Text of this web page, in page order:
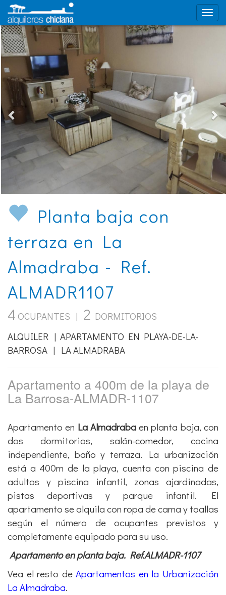
Planta baja con
terraza en La
Almadraba - Ref.
ALMADR1107
4 OCUPANTES | 2 DORMITORIOS
ALQUILER | APARTAMENTO EN PLAYA-DE-LA-
BARROSA | LA ALMADRABA
Apartamento a 400m de la playa de
La Barrosa-ALMADR-1107
Apartamento en La Almadrabaen planta baja, con
dos dormitorios, salón-comedor, cocina
independiente, baño y terraza. La urbanización
está a 400m de la playa, cuenta con piscina de
adultos y piscina infantil, zonas ajardinadas,
pistas deportivas y parque infantil. El
apartamento se alquila con ropa de cama y toallas
según el número de ocupantes previstos y
completamente equipado para su uso.
Apartamento en planta baja. Ref.ALMADR-1107
Vea el resto deApartamentos en la Urbanización
La Almadraba.